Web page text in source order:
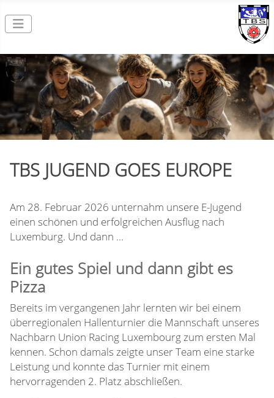
TBS JUGEND GOES EUROPE
Am 28. Februar 2026 unternahm unsere E-Jugend
einen schönen und erfolgreichen Ausflug nach
Luxemburg. Und dann ...
Ein gutes Spiel und dann gibt es
Pizza
Bereits im vergangenen Jahr lernten wir bei einem
überregionalen Hallenturnier die Mannschaft unseres
Nachbarn Union Racing Luxembourg zum ersten Mal
kennen. Schon damals zeigte unser Team eine starke
Leistung und konnte das Turnier mit einem
hervorragenden 2. Platz abschließen.